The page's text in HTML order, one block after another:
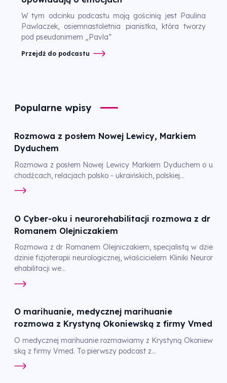
W tym odcinku podcastu moją gościnią jest Paulina
Pawlaczek, osiemnastoletnia pianistka, która tworzy
pod pseudonimem „Pavla”
Przejdź do podcastu
Popularne wpisy
Rozmowa z posłem Nowej Lewicy, Markiem
Dyduchem
Rozmowa z posłem Nowej Lewicy Markiem Dyduchem o u
chodźcach, relacjach polsko - ukraińskich, polskiej...
O Cyber-oku i neurorehabilitacji rozmowa z dr
Romanem Olejniczakiem
Rozmowa z dr Romanem Olejniczakiem, specjalistą w dzie
dzinie fizjoterapii neurologicznej, właścicielem Kliniki Neuror
ehabilitacji we...
O marihuanie, medycznej marihuanie
rozmowa z Krystyną Okoniewską z firmy Vmed
O medycznej marihuanie rozmawiamy z Krystyną Okoniew
ską z firmy Vmed. To pierwszy podcast z...